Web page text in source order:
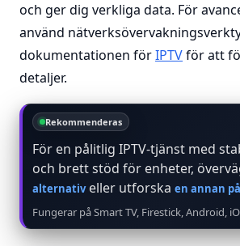
och ger dig verkliga data. För
använd
dokumentationen förIPTVför att
detaljer.
Rekommenderas
För en pålitlig IPTV-tjänst med
och brett stöd för enheter,
alternativeller utforska en annan
Fungerar på Smart TV, Firestick, Android,